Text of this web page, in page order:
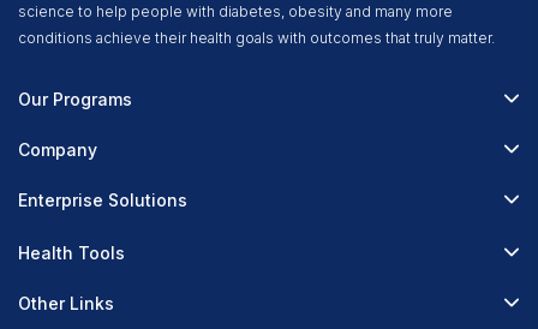
science to help people with diabetes, obesity and many more
conditions achieve their health goals with outcomes that truly matter.
Our Programs
Fitterfly Diabetes Prime
Fitterfly FitHeart
Company
About Us
Research
Stress Management
Enterprise Solutions
Nutrition API
Health Tools
Diabetes Reversal Calculator
Other Links